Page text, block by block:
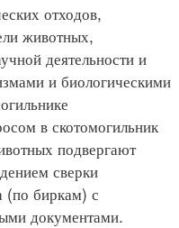
отходов,
животных,
деятельности и
и биологическими
в скотомогильник
подвергают
сверки
(по биркам) с
документами.